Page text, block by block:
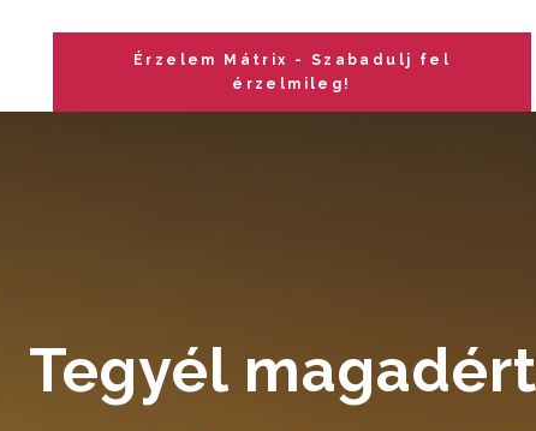
Érzelem Mátrix - Szabadulj fel
érzelmileg!
Tegyél